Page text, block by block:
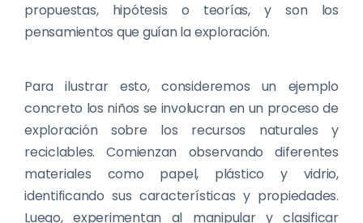
propuestas, hipótesis o teorías, y son los
pensamientos que guían la exploración.
Para ilustrar esto, consideremos un ejemplo
concreto los niños se involucran en un proceso de
exploración sobre los recursos naturales y
reciclables. Comienzan observando diferentes
materiales como papel, plástico y vidrio,
identificando sus características y propiedades.
Luego, experimentan al manipular y clasificar